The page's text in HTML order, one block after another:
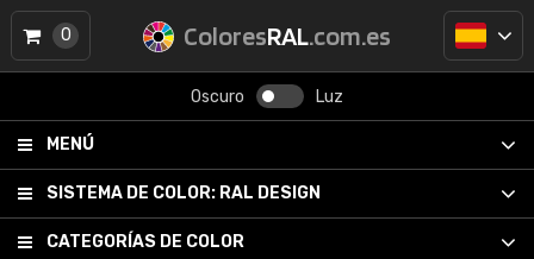
ColoresRAL.com.es
Oscuro Luz
MENÚ
SISTEMA DE COLOR: RAL DESIGN
CATEGORÍAS DE COLOR
0